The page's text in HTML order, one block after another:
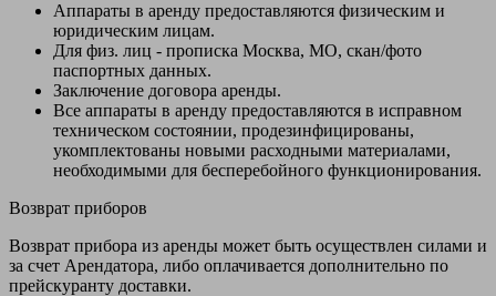
Аппараты в аренду предоставляются физическим и
юридическим лицам.
Для физ. лиц - прописка Москва, МО, скан/фото
паспортных данных.
Заключение договора аренды.
Все аппараты в аренду предоставляются в исправном
техническом состоянии, продезинфицированы,
укомплектованы новыми расходными материалами,
необходимыми для бесперебойного функционирования.
Возврат приборов
Возврат прибора из аренды может быть осуществлен силами и
за счет Арендатора, либо оплачивается дополнительно по
прейскуранту доставки.